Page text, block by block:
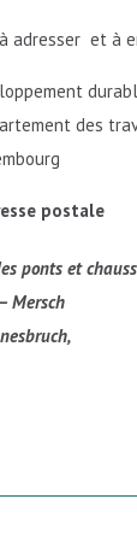
adresser et à
des
postale
ponts et
Mersch